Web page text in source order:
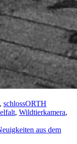
, schlossORTH
, Wildtierkamera,
aus dem